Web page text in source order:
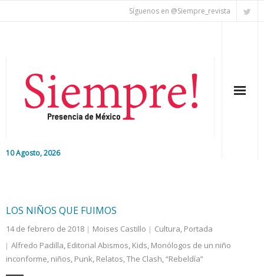
Síguenos en @Siempre_revista
10 Agosto, 2026
Editorial
Nacional
Colaboradores
LOS NIÑOS QUE FUIMOS
14 de febrero de 2018 Moises Castillo Cultura, Portada
Alfredo Padilla, Editorial Abismos, Kids, Monólogos de un niño
inconforme, niños, Punk, Relatos,The Clash,“Rebeldía”